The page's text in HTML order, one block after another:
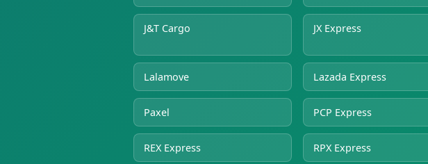
J&T Cargo JX Express
Lalamove Lazada Express
Paxel PCP Express
REX Express RPX Express